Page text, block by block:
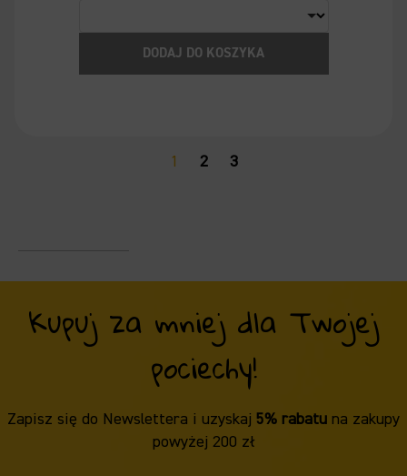
DODAJ DO KOSZYKA
1 2 3
Kupuj za mniej dla Twojej
pociechy!
Zapisz się do Newslettera i uzyskaj 5% rabatu na zakupy
powyżej 200 zł